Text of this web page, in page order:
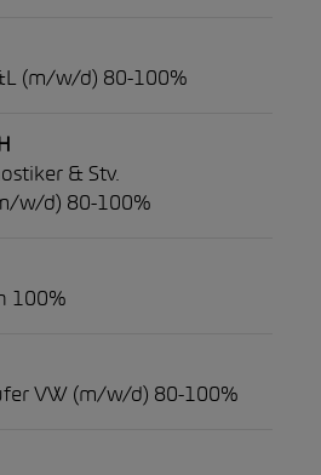
(m/w/d) 80-100%
& Stv.
w/d) 80-100%
100%
VW (m/w/d) 80-100%